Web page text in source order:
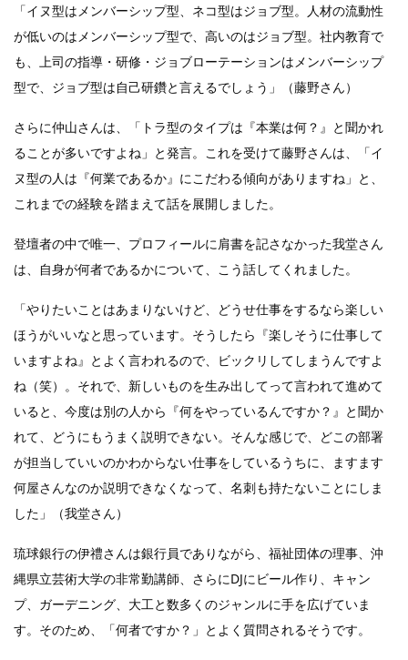
「イヌ型はメンバーシップ型、ネコ型はジョブ型。人材の流動性
が低いのはメンバーシップ型で、高いのはジョブ型。社内教育で
も、上司の指導・研修・ジョブローテーションはメンバーシップ
型で、ジョブ型は自己研鑽と言えるでしょう」（藤野さん）
さらに仲山さんは、「トラ型のタイプは『本業は何？』と聞かれ
ることが多いですよね」と発言。これを受けて藤野さんは、「イ
ヌ型の人は『何業であるか』にこだわる傾向がありますね」と、
これまでの経験を踏まえて話を展開しました。
登壇者の中で唯一、プロフィールに肩書を記さなかった我堂さん
は、自身が何者であるかについて、こう話してくれました。
「やりたいことはあまりないけど、どうせ仕事をするなら楽しい
ほうがいいなと思っています。そうしたら『楽しそうに仕事して
いますよね』とよく言われるので、ビックリしてしまうんですよ
ね（笑）。それで、新しいものを生み出してって言われて進めて
いると、今度は別の人から『何をやっているんですか？』と聞か
れて、どうにもうまく説明できない。そんな感じで、どこの部署
が担当していいのかわからない仕事をしているうちに、ますます
何屋さんなのか説明できなくなって、名刺も持たないことにしま
した」（我堂さん）
琉球銀行の伊禮さんは銀行員でありながら、福祉団体の理事、沖
縄県立芸術大学の非常勤講師、さらにDJにビール作り、キャン
プ、ガーデニング、大工と数多くのジャンルに手を広げていま
す。そのため、「何者ですか？」とよく質問されるそうです。